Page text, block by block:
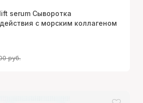
lift serum Сыворотка
с морским коллагеном
руб.